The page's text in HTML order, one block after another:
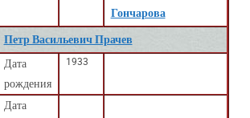
Гончарова
Петр Васильевич Прачев
Дата
рождения
1933
Дата